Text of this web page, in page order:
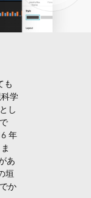
も
学
し
年
あ
垣
か